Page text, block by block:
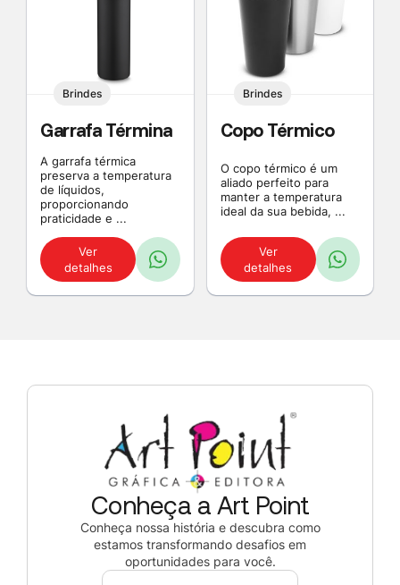
Brindes
Garrafa Términa
A garrafa térmica
preserva a temperatura
de líquidos,
proporcionando
praticidade e ...
Ver
detalhes
Brindes
Copo Térmico
O copo térmico é um
aliado perfeito para
manter a temperatura
ideal da sua bebida, ...
Ver
detalhes
Conheça a Art Point
Conheça nossa história e descubra como
estamos transformando desafios em
oportunidades para você.